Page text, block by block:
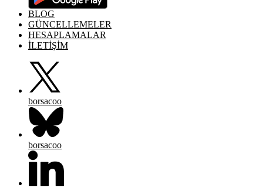
BLOG
GÜNCELLEMELER
HESAPLAMALAR
İLETİŞİM
borsacoo
borsacoo